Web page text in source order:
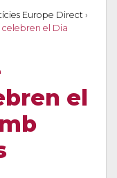
Europe Direct ›
celebren el Dia
el